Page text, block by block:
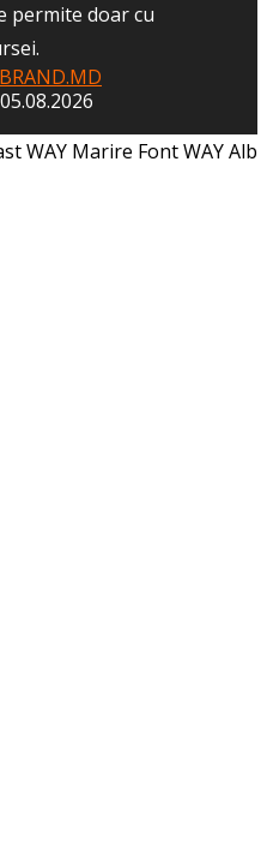
permite doar cu
BRAND.MD
WAY Marire Font WAYAlb